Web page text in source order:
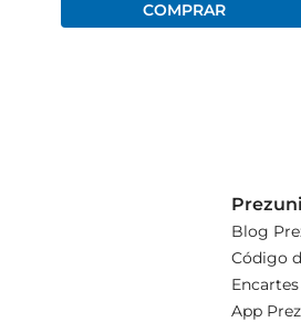
Blog
Código
Encartes
App